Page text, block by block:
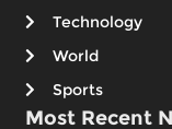
Technology
World
Sports
Most Recent